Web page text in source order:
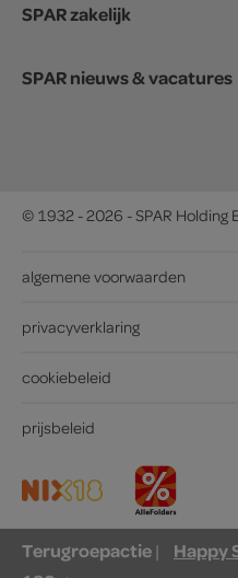
SPAR zakelijk
SPAR nieuws & vacatures
© 1932 - 2026 - SPAR Holding
algemene voorwaarden
privacyverklaring
cookiebeleid
prijsbeleid
Terugroepactie|
Happy